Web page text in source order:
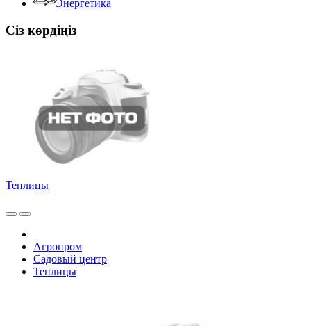
Энергетика
Сіз көрдіңіз
Теплицы
Агропром
Садовый центр
Теплицы